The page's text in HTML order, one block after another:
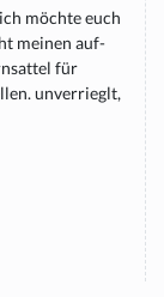
möchte euch
meinen auf-
für
unverrieglt,